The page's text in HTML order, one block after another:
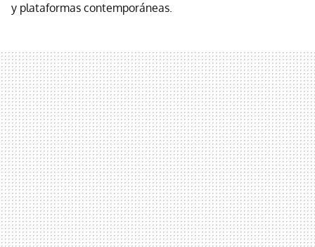
y plataformas contemporáneas.